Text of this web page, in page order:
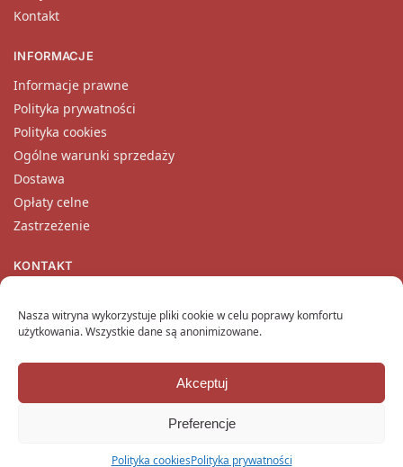
Nasza witryna wykorzystuje pliki cookie w celu poprawy komfortu
użytkowania. Wszystkie dane są anonimizowane.
Akceptuj
Preferencje
Polityka cookiesPolityka prywatności
Kontakt
INFORMACJE
Informacje prawne
Polityka prywatności
Polityka cookies
Ogólne warunki sprzedaży
Dostawa
Opłaty celne
Zastrzeżenie
KONTAKT
piątku pod adresemkontakt@katanaempire.pl, na naszej
stronie kontaktowejlub telefonicznie pod numerem +33 6 10
Copyright © 2024 KatanaEmpire.pl
Wszelkie prawa zastrzeżone.